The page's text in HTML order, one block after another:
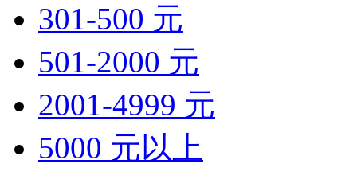
301-500 元
501-2000 元
2001-4999 元
5000 元以上